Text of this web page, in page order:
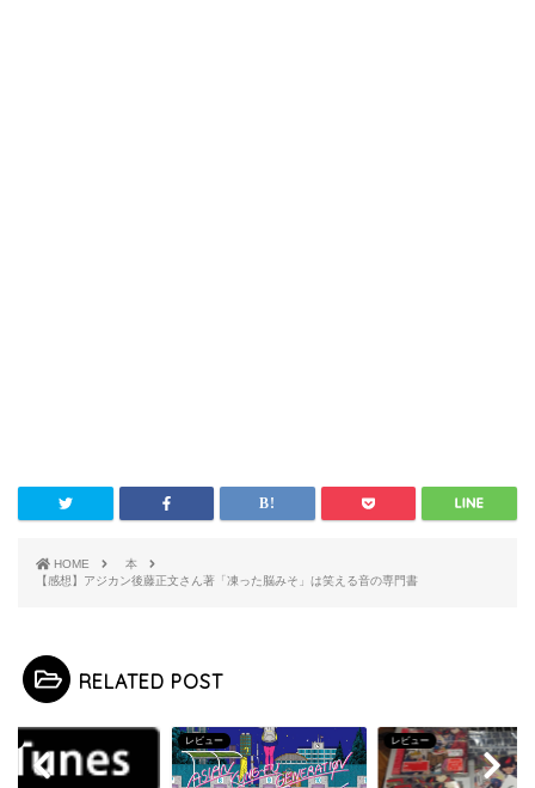
HOME
本
【感想】アジカン後藤正文さん著「凍った脳みそ」は笑える音の専門書
RELATED POST
レビュー レビュー